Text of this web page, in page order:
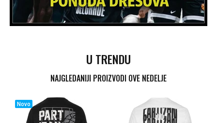
U TRENDU
NAJGLEDANIJI PROIZVODI OVE NEDELJE
Novo